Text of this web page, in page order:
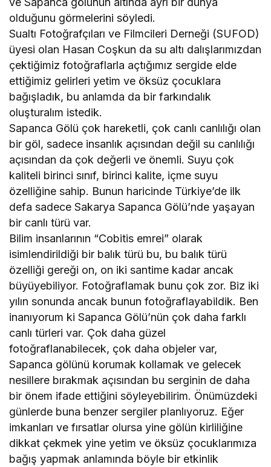
olduğunu görmelerini söyledi.
Sualtı Fotoğrafçıları ve Filmcileri Derneği (SUFOD)
üyesi olan Hasan Coşkun da su altı dalışlarımızdan
çektiğimiz fotoğraflarla açtığımız sergide elde
ettiğimiz gelirleri yetim ve öksüz çocuklara
bağışladık, bu anlamda da bir farkındalık
oluşturalım istedik.
Sapanca Gölü çok hareketli, çok canlı canlılığı olan
bir göl, sadece insanlık açısından değil su canlılığı
açısından da çok değerli ve önemli. Suyu çok
kaliteli birinci sınıf, birinci kalite, içme suyu
özelliğine sahip. Bunun haricinde Türkiye’de ilk
defa sadece Sakarya Sapanca Gölü’nde yaşayan
bir canlı türü var.
Bilim insanlarının “Cobitis emrei” olarak
isimlendirildiği bir balık türü bu, bu balık türü
özelliği gereği on, on iki santime kadar ancak
büyüyebiliyor. Fotoğraflamak bunu çok zor. Biz iki
yılın sonunda ancak bunun fotoğraflayabildik. Ben
inanıyorum ki Sapanca Gölü’nün çok daha farklı
canlı türleri var. Çok daha güzel
fotoğraflanabilecek, çok daha objeler var,
Sapanca gölünü korumak kollamak ve gelecek
nesillere bırakmak açısından bu serginin de daha
bir önem ifade ettiğini söyleyebilirim. Önümüzdeki
günlerde buna benzer sergiler planlıyoruz. Eğer
imkanları ve fırsatlar olursa yine gölün kirliliğine
dikkat çekmek yine yetim ve öksüz çocuklarımıza
bağış yapmak anlamında böyle bir etkinlik